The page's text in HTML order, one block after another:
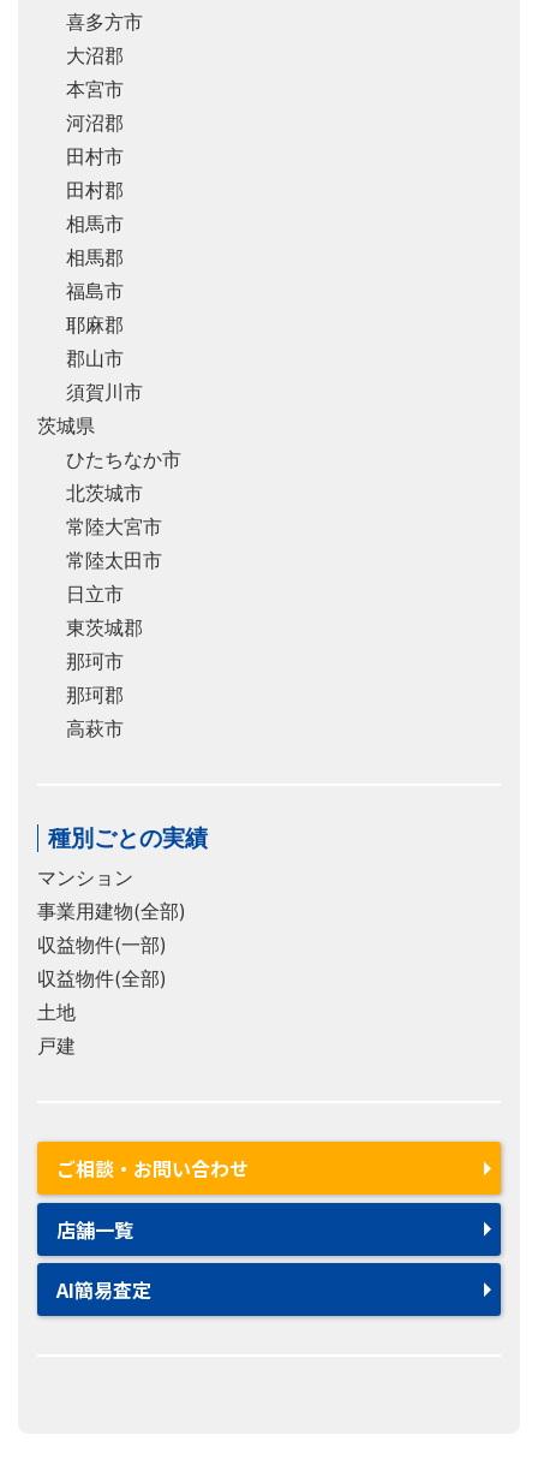
喜多方市
大沼郡
本宮市
河沼郡
田村市
田村郡
相馬市
相馬郡
福島市
耶麻郡
郡山市
須賀川市
茨城県
ひたちなか市
北茨城市
常陸大宮市
常陸太田市
日立市
東茨城郡
那珂市
那珂郡
高萩市
種別ごとの実績
マンション
事業用建物(全部)
収益物件(一部)
収益物件(全部)
土地
戸建
ご相談・お問い合わせ
店舗一覧
AI簡易査定